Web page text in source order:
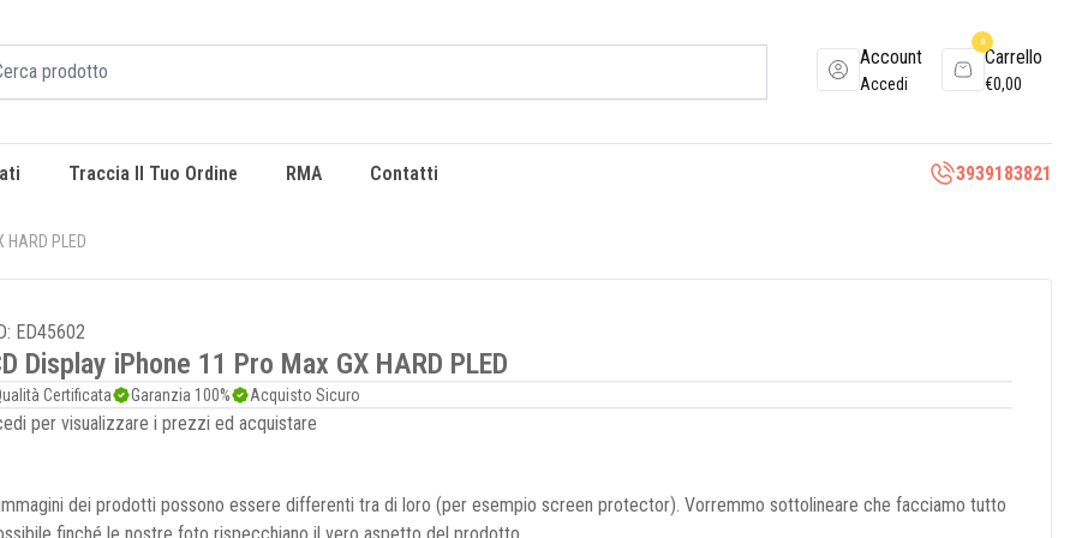
Account
Accedi
Carrello
€0,00
0
Traccia Il Tuo Ordine RMA Contatti 3939183821
PLED
ED45602
Display iPhone 11 Pro Max GX HARD PLED
Certificata Garanzia 100% Acquisto Sicuro
per visualizzare i prezzi ed acquistare
dei prodotti possono essere differenti tra di loro (per esempio screen protector). Vorremmo sottolineare che facciamo tutto